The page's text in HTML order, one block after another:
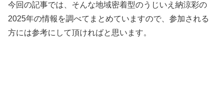
今回の記事では、そんな地域密着型のうじいえ納涼彩の
2025年の情報を調べてまとめていますので、参加される
方には参考にして頂ければと思います。